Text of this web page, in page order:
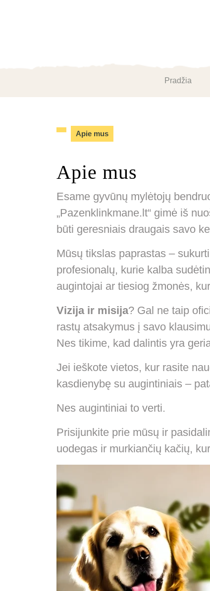
Pradžia
Apie mus
Apie mus
Esame gyvūnų mylėtojų
„Pazenklinkmane.lt“ gimė iš
būti geresniais draugais savo
Mūsų tikslas paprastas –
profesionalų, kurie kalba
augintojai ar tiesiog žmonės,
Vizija ir misija? Gal ne taip
rastų atsakymus į savo
Nes tikime, kad dalintis yra
Jei ieškote vietos, kur rasite
kasdienybę su augintiniais –
Nes augintiniai to verti.
Prisijunkite prie mūsų ir
uodegas ir murkiančių kačių,